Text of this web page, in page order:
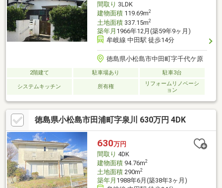
間取り 3LDK
建物面積119.69m2
土地面積337.15m2
築年月 1966年12月(築59年9ヶ月)
牟岐線 中田駅 徒歩14分
徳島県小松島市中田町字千代ケ原
2階建て 駐車場あり 駐車3台
システムキッチン 所有権
リフォームリノベーシ
ョン
徳島県小松島市田浦町字泉川 630万円 4DK
630万円
間取り 4DK
建物面積94.76m2
土地面積290m2
築年月 1988年6月(築38年3ヶ月)